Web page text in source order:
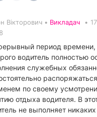
Вікторович • Викладач •
период времени,
водитель полностью
служебных
по своему
отдыха водителя. В
не выполняет